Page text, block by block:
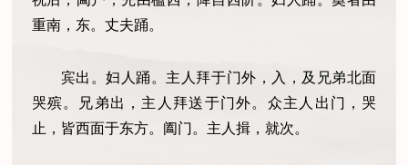
重南，东。丈夫踊。
宾出。妇人踊。主人拜于门外，入，及兄弟北面
哭殡。兄弟出，主人拜送于门外。众主人出门，哭
止，皆西面于东方。阖门。主人揖，就次。